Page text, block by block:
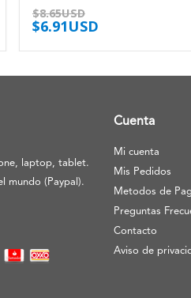
$8.65USD
$6.91USD
laptop, tablet.
mundo (Paypal).
Cuenta
Mi cuenta
Mis Pedidos
Metodos de
Preguntas
Contacto
Aviso de